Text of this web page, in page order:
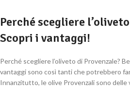
Perché scegliere
Scopri i vantaggi!
Perché scegliere l’oliveto di Provenzale?
vantaggi sono così tanti che potrebbero
Innanzitutto, le olive Provenzali sono delle